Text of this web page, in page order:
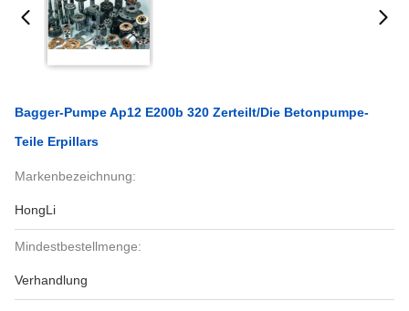
Bagger-Pumpe Ap12 E200b 320 Zerteilt/die Betonpumpe-
Teile Erpillars
Markenbezeichnung:
HongLi
Mindestbestellmenge:
Verhandlung